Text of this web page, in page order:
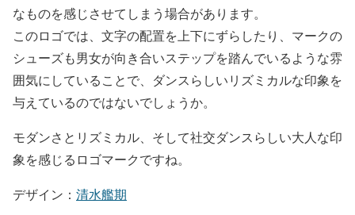
なものを感じさせてしまう場合があります。
このロゴでは、文字の配置を上下にずらしたり、マークの
シューズも男女が向き合いステップを踏んでいるような雰
囲気にしていることで、ダンスらしいリズミカルな印象を
与えているのではないでしょうか。
モダンさとリズミカル、そして社交ダンスらしい大人な印
象を感じるロゴマークですね。
デザイン： 清水艦期